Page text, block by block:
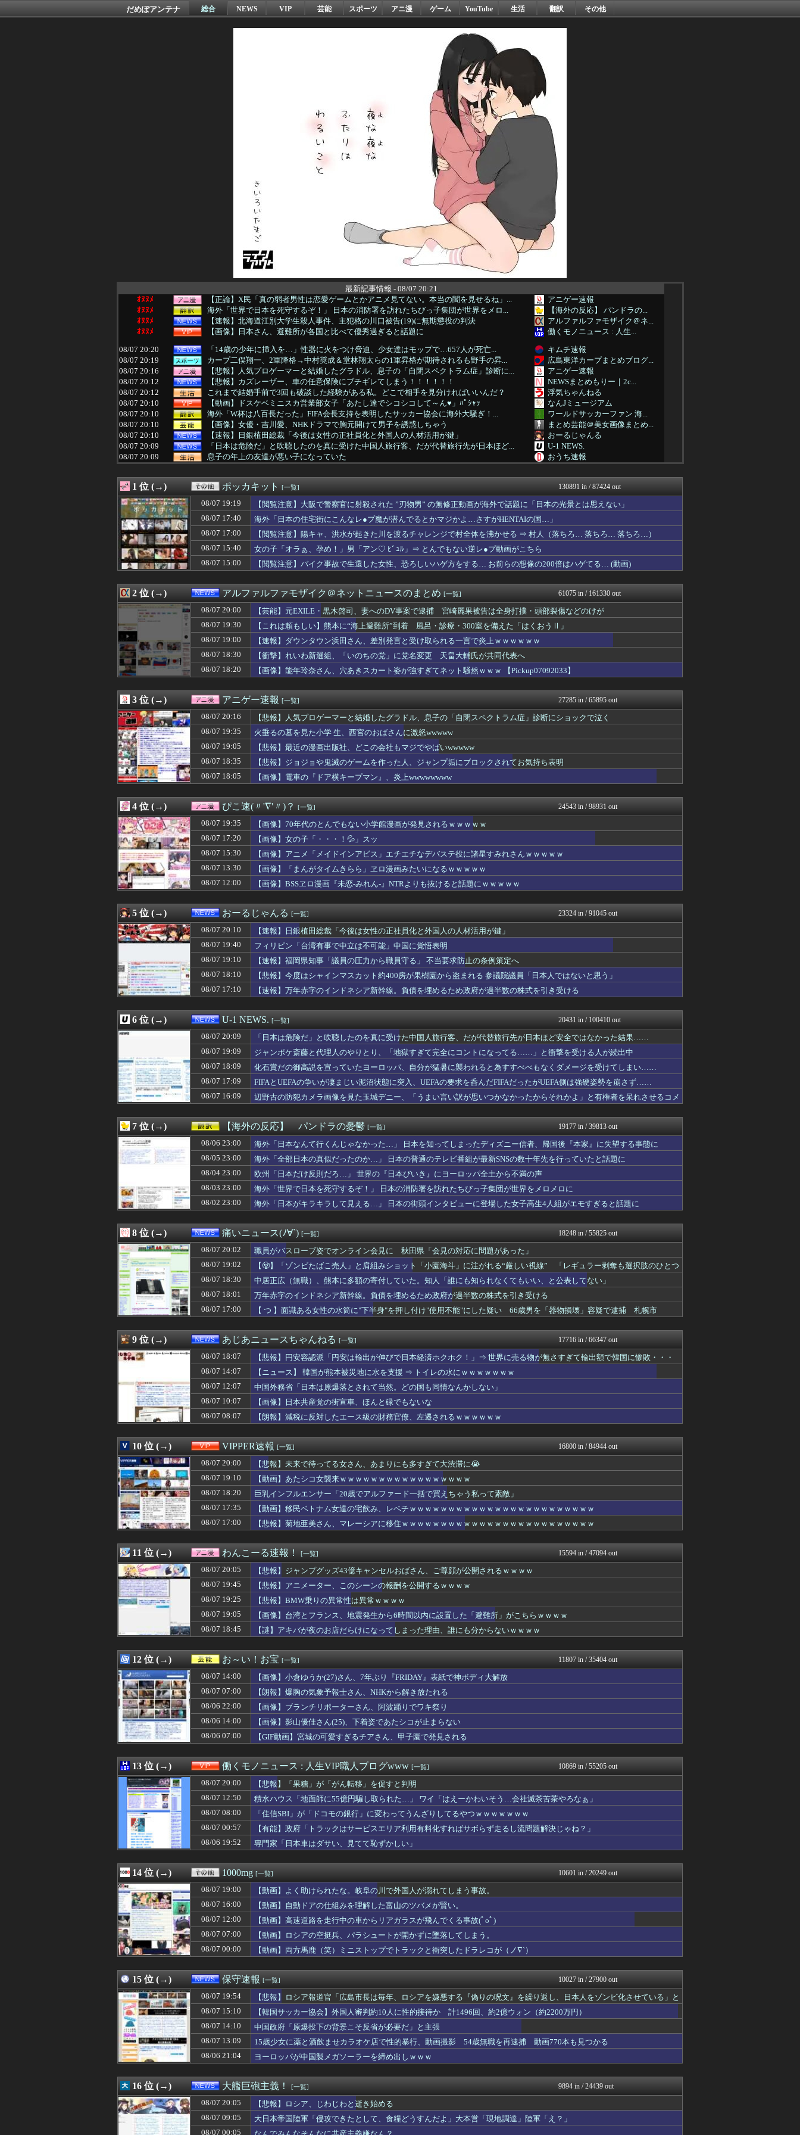
だめぽアンテナ 総合 NEWS VIP 芸能 スポーツ アニ漫 ゲーム YouTube 生活 翻訳 その他
最新記事情報 - 08/07 20:21
ｵﾇﾇﾒ
【正論】X民「真の弱者男性は恋愛ゲームとかアニメ見てない。本当の闇を見せるね」...
アニゲー速報
ｵﾇﾇﾒ
海外「世界で日本を死守するぞ！」 日本の消防署を訪れたちびっ子集団が世界をメロ...
【海外の反応】 パンドラの...
ｵﾇﾇﾒ
【速報】北海道江別大学生殺人事件、主犯格の川口被告(19)に無期懲役の判決
アルファルファモザイク＠ネ...
ｵﾇﾇﾒ
【画像】日本さん、避難所が各国と比べて優秀過ぎると話題に
働くモノニュース : 人生...
08/07 20:20
「14歳の少年に挿入を…」性器に火をつけ脅迫、少女達はモップで…657人が死亡...
キムチ速報
08/07 20:19
カープ二俣翔一、2軍降格→中村奨成＆堂林翔太らの1軍昇格が期待されるも野手の昇...
広島東洋カープまとめブログ...
08/07 20:16
【悲報】人気プロゲーマーと結婚したグラドル、息子の「自閉スペクトラム症」診断に...
アニゲー速報
08/07 20:12
【悲報】カズレーザー、車の任意保険にブチギレてしまう！！！！！！
NEWSまとめもりー｜2c...
08/07 20:12
これまで結婚手前で3回も破談した経験がある私。どこで相手を見分ければいいんだ？
浮気ちゃんねる
08/07 20:10
【動画】ドスケベミニスカ営業部女子「あたし達でシコシコして～ん♥」ﾊﾟｼｬｯ
なんJミュージアム
08/07 20:10
海外「W杯は八百長だった」FIFA会長支持を表明したサッカー協会に海外大騒ぎ！...
ワールドサッカーファン 海...
08/07 20:10
【画像】女優・吉川愛、NHKドラマで胸元開けて男子を誘惑しちゃう
まとめ芸能＠美女画像まとめ...
08/07 20:10
【速報】日銀植田総裁「今後は女性の正社員化と外国人の人材活用が鍵」
おーるじゃんる
08/07 20:09
「日本は危険だ」と吹聴したのを真に受けた中国人旅行客、だが代替旅行先が日本ほど...
U-1 NEWS.
08/07 20:09
息子の年上の友達が悪い子になっていた
おうち速報
08/07 20:05
【エロ漫画】BSSエロ漫画『未恋-みれん-』NTRよりも抜けると話題に
アニチャット
08/07 20:05
【画像】女性のオ●ニー事情、衝撃の事実が発覚してしまうｗｗｗｗｗｗｗ
女子アナお宝画像速報－5c...
08/07 20:05
【悲報】ジャンプグッズ43億キャンセルおばさん、ご尊顔が公開されるｗｗｗｗ
わんこーる速報！
08/07 20:05
外国人「日本のアニメに出てくるネコｗｗｗ」（海外の反応）
世界のジャンプ速報
08/07 20:05
【悲報】ロシア、じわじわと逝き始める
大艦巨砲主義！
08/07 20:05
【悲報】アイドルが歌下手な理由
V系まとめ速報
08/07 20:05
【画像】長瀬智也さん、バイク画像を投稿するも見た目が汚らしいとネットの女性たち...
不思議.net - 5ch...
08/07 20:05
ワイルドベリーズ経営陣、倉庫の商品を持ち出し「ドローン攻撃で焼失した」として処...
軍事・ミリタリー速報☆彡
08/07 20:05
モバP「よっしゃ、暇だし自殺するか！」
えすえすログ
08/07 20:02
職員がバスローブ姿でオンライン会見に 秋田県「会見の対応に問題があった」
痛いニュース(ﾉ∀`)
08/07 20:02
【Gジェネエターナル】ハロの日イベントガナイノオカシクナイ？
GUNDAM.LOG｜ガン...
08/07 20:01
カフェで長時間パソコン弄っている奴
PCパーツまとめ
08/07 20:01
【悲報】公務員、ボーナスを増額 「民間企業に合わせました」
資格ちゃんねる
08/07 20:01
【速報】東京駅に『地下シェルター』整備を正式表明
凹凸ちゃんねる 発達障害・...
08/07 20:00
【人口激変】日本人が減り「外国人が増えた」自治体ランキング、1位大阪市 2位横...
08/07 20:00
【ラブライブ！】【画像】映画蓮ノ空BDの収納ケースイラスト
コンテンツ・声優 | ラブ...
08/07 20:00
【遊戯王ラッシュデュエル情報】君臨のヘッドライナーに「放課後に聞こえるピアノの...
スターライト速報 -遊戯王...
08/07 20:00
【ウマ娘】先頭が好きな方のスズカと戦闘が好きな方のスズカ
パカ娘速報！！ウマ娘まとめ...
08/07 20:00
【悲報】観光客「やっぱり本場のジンギスカンは美味い！」道民ワイ「ぷっwwww」
登山ちゃんねる
08/07 20:00
【朗報】永瀬アンナさん、公式に次世代のエースとして認められる
ぐら速 -声優まとめ速報-
08/07 20:00
【芸能】元EXILE・黒木啓司、妻へのDV事案で逮捕 宮崎麗果被告は全身打撲・...
アルファルファモザイク＠ネ...
08/07 20:00
【8月LOH】ドトウの金スキルはどれ取ったほうがいい？
ウマ娘うまぴょい速報
08/07 20:00
【緊急】つけ麺WWWWWWWWWWWWWWWWWWWWWW
08/07 20:00
【悲報】「果糖」が「がん転移」を促すと判明
08/07 20:00
「インコを見せてあげる」→チ○コを見せてわいせつな行為をした75歳の男を逮捕
もみあげチャ～シュ～
08/07 20:00
【艦これ】今回は嫁艦フィニッシュチャンスよね
艦これ速報 艦隊これくしょ...
08/07 20:00
【悲報】町のお弁当屋さん「申し訳ないが消費税1%になったらその分商品代を値上げ...
08/07 20:00
主人公の実父←強い 主人公の実姉←クソ強い 主人公の実兄←こいつ
ああ言えばForYou
08/07 20:00
れいわ新選組の新党名は「いのちの党」 旧グッズ半額で販売 どうなる秘書給与疑惑
黒マッチョニュース
08/07 20:00
【東京】東京駅近くに「地下シェルター」整備を正式表明…小池百合子知事「多くの方...
08/07 20:00
ラーメンやうどんでレンゲに麺乗せる人ってなんなの？
明日は何を食べようか
08/07 20:00
れいわ新選組、ついに解体ｗｗｗｗｗｗｗ
08/07 20:00
海外「墓地で死体に質問できる回数が決まってて、涙が出るほど笑った」続編が来なか...
Ask Reddit まと...
08/07 20:00
『機動戦士ガンダム 第08MS小隊』サンダースは頼れる男
08/07 20:00
韓国人「スタバ、何事！？」カカオトークギフトで人気1位に返り咲きと報じられ論争...
韓国ニュース反応まとめ
08/07 20:00
【衝撃】韓国人「日本の軽トラ、原型どこ行った」
08/07 20:00
昔、鳥山明がやってたやつのドラゴンの名前わかるやついる？
カンダタ速報
08/07 19:59
【画像】シャア専用グッズ、今度はホースリールが登場 少佐なのに水撒けないんだ…
ガンダムブログ（情報戦仕様...
08/07 19:59
BABYMETALのサマーソニックへの出演回数が歴代2位
08/07 19:58
【速報】池田瑛紗、「脚フェチ」が3秒で果てる動画を出してしまう・・・
乃木坂46まとめ 乃木りん...
女「今の夫とは離婚する。次はマジメで経済力のある男と結婚したいな」私「幸せにな...
素敵な鬼女様
08/07 19:55
韓国メディア 韓国サッカーのイメージが墜落 [8/07]
08/07 19:54
【悲報】ロシア報道官「広島市長は毎年、ロシアを嫌悪する『偽りの呪文』を繰り返し...
保守速報
08/07 19:53
新庄監督、序盤で3個目の死球に「3本指」を立てる
なんJ（まとめては）いかん...
08/07 19:50
ショートスリーパー「寝たほうがいいよ」の一言にブチギレｗｗｗｗｗ （※動画あり...
ラビット速報
08/07 19:46
太陽光発電所で、銅線およそ2.2トン（時価およそ330万円相当）盗んだなど、ベ...
08/07 19:45
【悲報】アニメーター、このシーンの報酬を公開するｗｗｗｗ
わんこーる速報！
08/07 19:44
Amazon、汗が飛び散る灼熱の「マンガ毎週末セール（50%還元）」を開催！【...
かせまと！
大谷翔平がアンバサダーに就任した企業に世界が騒然！←「酷いアイデアだ」（海外の...
海外の反応スポーツ
08/07 19:42
【日本ハム対楽天17回戦】楽天・黒川、日本ハム・達から第2号先制ソロホームラン...
なんじぇいスタジアム＠なん...
08/07 19:41
アメリカ人「お前らの学校ではどんな理由で退学者が出た？？」
海外の万国反応記＠海外の反...
08/07 19:40
急増する「自分の頭で考えない子」。すぐ検索が当たり前に 「タイパ」至上主義・・...
スコールちゃんねる｜２ちゃ...
08/07 19:40
【画像】アメリカ人JKさん、陰キャなのに自撮りしてしまうｗｗｗwｗｗｗｗｗｗｗ...
なんJミュージアム
08/07 19:40
爺さんの葬式に「私も遺産をもらえるはずだ」と長男嫁がやってきた。婆さん「肝心の...
修羅ママ速報
08/07 19:40
中国の海警局と海軍の船が衝突2人死亡 南シナ海でフィリピン船を追跡中、公表まで...
にゅーすアルー！
08/07 19:40
フィリピン「台湾有事で中立は不可能」中国に覚悟表明
08/07 19:39
高校の頃、担任と隣のクラスの担任が結婚。「お祝いに行こう！」と結婚式場に突撃し...
鬼女はみた -修羅場・恋愛...
08/07 19:39
俺「今日やりたい、ヨシッ！！」 彼女「同意！ヨシッ！」 俺＆彼女「ご安全に！...
うしみつ-5chまとめ-
08/07 19:39
「Virtual Insanity」30年越しの“公式和訳“が公開される
ゴールデンタイムズ
前輪が2輪あるバイクｗｗｗｗｗｗ
08/07 19:37
【ロッテ対オリックス18回戦】オリックス・西川龍馬、ロッテ・廣池から第8号勝ち...
なんじぇいスタジアム＠なん...
08/07 19:36
3月に採用されて3月に首を切られて人生詰んだ話をしたい
ふぇー速
08/07 19:36
◆速報◆スタメン抜擢横浜FM16才三井寺眞、鹿島戦7分いきなりゴール！
WorldFootball...
08/07 19:35
【画像】70年代のとんでもない小学館漫画が発見されるｗｗｗｗｗ
ぴこ速(〃'∇'〃)？
08/07 19:35
最初はちょっと素直すぎるだけか？と思ってたが、マウンティング癖が凄まじいと分か...
08/07 19:35
火垂るの墓を見た小学 生、西宮のおばさんに激怒wwwww
08/07 19:35
【驚愕】中国女さん、大学四年間で変わりすぎてしまうｗｗｗｗｗｗ(※画像あり)
不思議.net - 5ch...
08/07 19:34
【朗報】声優の鈴代紗弓さん、太くて長い棒状のものをナデナデしてしまう
おたくみくす 声優まとめ
08/07 19:34
【悲報】ワイ筋トレ民、ダンベルベンチプレス30kgできるようになったのに全然マ...
筋肉速報
08/07 19:33
【ｼｺ画像】保健室のデカパイ女先生の性欲、ヤバ過ぎるｗｗｗｗｗｗｗｗｗｗｗ
08/07 19:33
【動画】力士さん、ボクサーをボコってしまう
まにゅそく 2chまとめニ...
08/07 19:33
【画像】吉岡里帆ちゃんｗｗ
いたしん！
08/07 19:32
GTA6最新映像をネトフリで最速公開するよ！→なぜかXで大炎上中wwwwwww...
mutyunのゲーム+αブ...
08/07 19:32
【画像】日本のライオンさん、溶けるｗｗｗｗｗｗｗｗｗｗｗｗｗ
なんJ PRIDE
08/07 19:31
西武・柘植世那、母校勝利を祝う4年ぶりのホームラン！
やみ速@なんJ西武まとめ
日本「輸入に頼りまくりです」高市「円安ホクホク！ホクホクゥ！」←
結婚したやつアホすぎwww
気団談
08/07 19:31
【ウマ娘】独占力Lv5を発動してしまった理事長…「独占ッ！」
08/07 19:30
早川聖来、最新の『ふくらみ』大変なことになってるって...
08/07 19:30
【これは頼もしい】熊本に“海上避難所”到着 風呂・診療・300室を備えた「はく...
アルファルファモザイク＠ネ...
08/07 19:30
お弁当屋さん、消費税が１％になっても価格は据え置く決意ｗｗｗｗｗｗ
キニ速
08/07 19:30
ワイ、ネトゲで複垢を疑われ死亡
カンダタ速報
08/07 19:29
母「おばあちゃんが従兄弟と結婚させようとしてる」私「ちょうどいい、その話利用す...
修羅場ハザード -復讐・D...
08/07 19:29
【画像】ルナマリア・ホークさん、ガンダムになる
08/07 19:29
日産e-power、無給油で1980km走行しギネス記録を達成、無駄な発電や送...
08/07 19:28
スタバで大量にいるMacBookいじってるやつって何やってんの？
ガジェット2ch
08/07 19:27
【日本ハム】常谷拓輝、ついにプロ初ヒット！｜ソフトバンク戦｜打った瞬間の反応ま...
08/07 19:27
【画像】Amazon配達員、ブチギレる・・・・・
ぶる速-VIP
08/07 19:26
ワイ「iPhone高いなあAndroidに変えるか・・・おっこれええやん！」→...
かせまと！
08/07 19:25
【驚愕】32歳の女だけど元カレとSEXしてきたｗｗｗｗｗｗｗｗwwww
バズッター速報
08/07 19:25
【西武対ソフトバンク18回戦】西武・柘植、ソフトバンク・松本晴から今季第1号同...
なんじぇいスタジアム＠なん...
08/07 19:25
【FF14】最適化対応後のSwitch2版のロード時間、爆速になる！！Swit...
馬鳥速報
08/07 19:23
脳の手術で正常な脳を摘出
08/07 19:22
【ホロライブ】「hololive Splash T-Party!」ラインナップ...
08/07 19:21
【悲報】ジャンポケ斎藤「性行為の許諾は取ったことありません」
ひま速(°∀°) -暇つぶ...
08/07 19:20
韓国と台湾の輸出額、ともに初の日本超え AI特需の恩恵で差 26年上期
山本祐大、髙橋光成から先制タイムリー！！
鷹速@ホークスまとめブログ
【閲覧注意】大阪で警察官に射殺された ”刃物男” の無修正動画が海外で話題に「...
08/07 19:17
【悲報】公務員、ボーナスを増額 「民間企業に合わせました」
なんじぇいスタジアム＠なん...
08/07 19:15
モテない男「女は悪い男が好き！！だから優しい俺らはモテない！！」←これさぁ.....
鬼女の宅配便 - 修羅場・...
08/07 19:15
球場裏で始まった乱闘ごっこ、グラブと帽子を投げ捨てて突っ込む小さな投手が逆さ吊...
QQQ(海外の反応)
08/07 19:15
もうれいわって言われなくなるから良かったね 〜 れいわ信者「“れいわ信者”や“...
08/07 19:15
人妻系風俗行ってきたらこうなるwww
08/07 19:13
【緊急】Kindleストア｢3日間限定 スポーツマンガ50%ポイント還元｣と｢...
理想ちゃんねる
08/07 19:12
【BEYOOOOONDS】江口紗耶「小島はなちゃんは中学生の同期が話しやすいよ...
℃-ute派なんday
08/07 19:12
【悲報】集英社オンライン、1人のシャドウボクシング（43億注文）によって長期間...
08/07 19:12
彼氏の「ストーカー」になった私。彼氏は病気になり地元に帰ったと聞いていたが彼は...
08/07 19:11
ナイターゲームってフライを捕るのが難しすぎじゃね？全然見えないんだけど
なんじぇいスタジアム＠なん...
08/07 19:10
【動画】ショートスリーパー「寝たほうがいいよ」の一言にブチギレ・・・
スコールちゃんねる｜２ちゃ...
08/07 19:10
SES10年目のワイ、転職するか迷う
かせまと！
08/07 19:10
【動画】あたシコ女襲来ｗｗｗｗｗｗｗｗｗｗｗｗｗｗｗｗｗ
08/07 19:10
【画像】地味顔なのに体は凄いセクシー女優ｗｗｗwｗｗｗｗｗｗｗｗ
なんJミュージアム
08/07 19:10
【画像】親しみやすさ100％アイドル、水着グラビアでセクシー撮wwwwwwwア...
もきゅ速(*´ω`*)人(...
08/07 19:10
【速報】福岡県知事「議員の圧力から職員守る」 不当要求防止の条例策定へ
おーるじゃんる
08/07 19:09
【熱波】ドイツ、暑すぎて１ヶ月で９６００人死亡
コノユビニュース｜みんなの...
08/07 19:09
【朗報画像】グラビアアイドルさん、全部丸見えのスケスケお胸を投稿ｗｗｗｗｗｗｗ...
08/07 19:09
【画像】渡邊渚のエッセイのAmazonコメ、中傷がエグすぎる
ぶる速-VIP
08/07 19:09
今育休中。夫に「寝かしつけ大変だったねありがとう」と声を掛けてもらえたら救われ...
おうち速報
08/07 19:09
ジャンポケ斎藤と代理人のやりとり、「地獄すぎて完全にコントになってる……」と衝...
U-1 NEWS.
08/07 19:09
【三十路の向こう側へ】期待値が高い！宝鐘マリン：誕生日カウントダウンで魅せる最...
トレンドの通り道
08/07 19:08
【悲報】財務省「レジ都合で消費税を0％にできません！」 → X民「指定ゴミ袋を...
08/07 19:08
【ウマ娘】家庭環境がトップクラスにお辛いシャカール
08/07 19:06
嫁が男友達と誕生日やクリスマスに高価なブランド品を贈り合ってる。それをやめて欲...
修羅場ライフ速報
08/07 19:05
RPGで一番格好いい戦闘曲
げぇ速
08/07 19:05
【これは酷い】反高市「平和式典で“防弾ガラス”に守られながらスピーチ。『高市出...
08/07 19:05
ヤクルト、得失点差がリーグワーストまで転落
08/07 19:05
【画像】台湾とフランス、地震発生から6時間以内に設置した「避難所」がこちらｗｗ... わんこーる速報！
1 位 (→) ポッカキット [一覧] 130891 in / 87424 out
08/07 19:19
【閲覧注意】大阪で警察官に射殺された ”刃物男” の無修正動画が海外で話題に「日本の光景とは思えない」
08/07 17:40
海外「日本の住宅街にこんなレ●プ魔が潜んでるとかマジかよ…さすがHENTAIの国…」
08/07 17:00
【閲覧注意】陽キャ、洪水が起きた川を渡るチャレンジで村全体を沸かせる ⇒ 村人（落ちろ… 落ちろ… 落ちろ…）
08/07 15:40
女の子「オラぁ、孕め！」男「アン♡ ﾋﾞｭﾙ」⇒ とんでもない逆レ●プ動画がこちら
08/07 15:00
【閲覧注意】バイク事故で生還した女性、恐ろしいハゲ方をする… お前らの想像の200倍はハゲてる… (動画)
2 位 (→) アルファルファモザイク＠ネットニュースのまとめ [一覧] 61075 in / 161330 out
08/07 20:00
【芸能】元EXILE・黒木啓司、妻へのDV事案で逮捕 宮崎麗果被告は全身打撲・頭部裂傷などのけが
08/07 19:30
【これは頼もしい】熊本に“海上避難所”到着 風呂・診療・300室を備えた「はくおうⅡ」
08/07 19:00
【速報】ダウンタウン浜田さん、差別発言と受け取られる一言で炎上ｗｗｗｗｗｗ
08/07 18:30
【衝撃】れいわ新選組、「いのちの党」に党名変更 天畠大輔氏が共同代表へ
08/07 18:20
【画像】能年玲奈さん、穴あきスカート姿が強すぎてネット騒然ｗｗｗ 【Pickup07092033】
3 位 (→) アニゲー速報 [一覧] 27285 in / 65895 out
08/07 20:16
【悲報】人気プロゲーマーと結婚したグラドル、息子の「自閉スペクトラム症」診断にショックで泣く
08/07 19:35
火垂るの墓を見た小学 生、西宮のおばさんに激怒wwwww
08/07 19:05
【悲報】最近の漫画出版社、どこの会社もマジでやばいwwwww
08/07 18:35
【悲報】ジョジョや鬼滅のゲームを作った人、ジャンプ垢にブロックされてお気持ち表明
08/07 18:05
【画像】電車の『ドア横キープマン』、炎上wwwwwwww
4 位 (→) ぴこ速(〃'∇'〃)？ [一覧] 24543 in / 98931 out
08/07 19:35
【画像】70年代のとんでもない小学館漫画が発見されるｗｗｗｗｗ
08/07 17:20
【画像】女の子「・・・！💦」スッ
08/07 15:30
【画像】アニメ「メイドインアビス」エチエチなデバステ役に諸星すみれさんｗｗｗｗｗ
08/07 13:30
【画像】「まんがタイムきらら」ヱロ漫画みたいになるｗｗｗｗｗ
08/07 12:00
【画像】BSSヱロ漫画『未恋-みれん-』NTRよりも抜けると話題にｗｗｗｗｗ
5 位 (→) おーるじゃんる [一覧] 23324 in / 91045 out
08/07 20:10
【速報】日銀植田総裁「今後は女性の正社員化と外国人の人材活用が鍵」
08/07 19:40
フィリピン「台湾有事で中立は不可能」中国に覚悟表明
08/07 19:10
【速報】福岡県知事「議員の圧力から職員守る」 不当要求防止の条例策定へ
08/07 18:10
【悲報】今度はシャインマスカット約400房が果樹園から盗まれる 参議院議員「日本人ではないと思う」
08/07 17:10
【速報】万年赤字のインドネシア新幹線。負債を埋めるため政府が過半数の株式を引き受ける
6 位 (→) U-1 NEWS. [一覧] 20431 in / 100410 out
08/07 20:09
「日本は危険だ」と吹聴したのを真に受けた中国人旅行客、だが代替旅行先が日本ほど安全ではなかった結果……
08/07 19:09
ジャンポケ斎藤と代理人のやりとり、「地獄すぎて完全にコントになってる……」と衝撃を受ける人が続出中
08/07 18:09
化石賞だの御高説を宣っていたヨーロッパ、自分が猛暑に襲われると為すすべべもなくダメージを受けてしまい……
08/07 17:09
FIFAとUEFAの争いが凄まじい泥沼状態に突入、UEFAの要求を呑んだFIFAだったがUEFA側は強硬姿勢を崩さず……
08/07 16:09
辺野古の防犯カメラ画像を見た玉城デニー、「うまい言い訳が思いつかなかったからそれかよ」と有権者を呆れさせるコメ
7 位 (→) 【海外の反応】 パンドラの憂鬱 [一覧] 19177 in / 39813 out
08/06 23:00
海外「日本なんて行くんじゃなかった…」 日本を知ってしまったディズニー信者、帰国後『本家』に失望する事態に
08/05 23:00
海外「全部日本の真似だったのか…」 日本の普通のテレビ番組が最新SNSの数十年先を行っていたと話題に
08/04 23:00
欧州「日本だけ反則だろ…」 世界の『日本びいき』にヨーロッパ全土から不満の声
08/03 23:00
海外「世界で日本を死守するぞ！」 日本の消防署を訪れたちびっ子集団が世界をメロメロに
08/02 23:00
海外「日本がキラキラして見える…」 日本の街頭インタビューに登場した女子高生4人組がエモすぎると話題に
8 位 (→) 痛いニュース(ﾉ∀`) [一覧] 18248 in / 55825 out
08/07 20:02
職員がバスローブ姿でオンライン会見に 秋田県「会見の対応に問題があった」
08/07 19:02
【🧟】「ゾンビたばこ売人」と肩組みショット「小園海斗」に注がれる“厳しい視線” 「レギュラー剥奪も選択肢のひとつ
に」
08/07 18:30
中居正広（無職）、熊本に多額の寄付していた。知人「誰にも知られなくてもいい、と公表してない」
08/07 18:01
万年赤字のインドネシア新幹線。負債を埋めるため政府が過半数の株式を引き受ける
08/07 17:00
【 つ 】面識ある女性の水筒に"下半身"を押し付け"使用不能"にした疑い 66歳男を「器物損壊」容疑で逮捕 札幌市
9 位 (→) あじあニュースちゃんねる [一覧] 17716 in / 66347 out
08/07 18:07
【悲報】円安容認派「円安は輸出が伸びで日本経済ホクホク！」⇒ 世界に売る物が無さすぎて輸出額で韓国に惨敗・・・
08/07 14:07
【ニュース】 韓国が熊本被災地に水を支援 ⇒ トイレの水にｗｗｗｗｗｗｗ
08/07 12:07
中国外務省「日本は原爆落とされて当然。どの国も同情なんかしない」
08/07 10:07
【画像】日本共産党の街宣車、ほんと碌でもないな
08/07 08:07
【朗報】減税に反対したエース級の財務官僚、左遷されるｗｗｗｗｗｗ
10 位 (→) VIPPER速報 [一覧] 16800 in / 84944 out
08/07 20:00
【悲報】未来で待ってる女さん、あまりにも多すぎて大渋滞に😭
08/07 19:10
【動画】あたシコ女襲来ｗｗｗｗｗｗｗｗｗｗｗｗｗｗｗｗｗ
08/07 18:20
巨乳インフルエンサー「20歳でアルファード一括で買えちゃう私って素敵」
08/07 17:35
【動画】移民ベトナム女達の宅飲み、レベチｗｗｗｗｗｗｗｗｗｗｗｗｗｗｗｗｗｗｗｗｗｗｗｗ
08/07 17:00
【悲報】菊地亜美さん、マレーシアに移住ｗｗｗｗｗｗｗｗｗｗｗｗｗｗｗｗｗｗｗｗｗｗｗｗｗ
11 位 (→) わんこーる速報！ [一覧] 15594 in / 47094 out
08/07 20:05
【悲報】ジャンプグッズ43億キャンセルおばさん、ご尊顔が公開されるｗｗｗｗ
08/07 19:45
【悲報】アニメーター、このシーンの報酬を公開するｗｗｗｗ
08/07 19:25
【悲報】BMW乗りの異常性は異常ｗｗｗｗ
08/07 19:05
【画像】台湾とフランス、地震発生から6時間以内に設置した「避難所」がこちらｗｗｗｗ
08/07 18:45
【謎】アキバが夜のお店だらけになってしまった理由、誰にも分からないｗｗｗｗ
12 位 (→) お～い！お宝 [一覧] 11807 in / 35404 out
08/07 14:00
【画像】小倉ゆうか(27)さん、7年ぶり『FRIDAY』表紙で神ボディ大解放
08/07 07:00
【朗報】爆胸の気象予報士さん、NHKから解き放たれる
08/06 22:00
【画像】ブランチリポーターさん、阿波踊りでワキ祭り
08/06 14:00
【画像】影山優佳さん(25)、下着姿であたシコが止まらない
08/06 07:00
【GIF動画】宮城の可愛すぎるチアさん、甲子園で発見される
13 位 (→) 働くモノニュース : 人生VIP職人ブログwww [一覧] 10869 in / 55205 out
08/07 20:00
【悲報】「果糖」が「がん転移」を促すと判明
08/07 12:50
積水ハウス「地面師に55億円騙し取られた…」 ワイ「はえーかわいそう…会社滅茶苦茶やろなぁ」
08/07 08:00
「住信SBI」が「ドコモの銀行」に変わってうんざりしてるやつｗｗｗｗｗｗｗ
08/07 00:57
【有能】政府「トラックはサービスエリア利用有料化すればサボらず走るし流問題解決じゃね？」
08/06 19:52
専門家「日本車はダサい、見てて恥ずかしい」
14 位 (→) 1000mg [一覧] 10601 in / 20249 out
08/07 19:00
【動画】よく助けられたな。岐阜の川で外国人が溺れてしまう事故。
08/07 16:00
【動画】自動ドアの仕組みを理解した富山のツバメが賢い。
08/07 12:00
【動画】高速道路を走行中の車からリアガラスが飛んでくる事故(ﾟoﾟ)
08/07 07:00
【動画】ロシアの空挺兵、パラシュートが開かずに墜落してしまう。
08/07 00:00
【動画】両方馬鹿（笑）ミニストップでトラックと衝突したドラレコが（ノ∇`）
15 位 (→) 保守速報 [一覧] 10027 in / 27900 out
08/07 19:54
【悲報】ロシア報道官「広島市長は毎年、ロシアを嫌悪する『偽りの呪文』を繰り返し、日本人をゾンビ化させている」と
主張
08/07 15:10
【韓国サッカー協会】外国人審判約10人に性的接待か 計1496回、約2億ウォン（約2200万円）
08/07 14:10
中国政府「原爆投下の背景こそ反省が必要だ」と主張
08/07 13:09
15歳少女に薬と酒飲ませカラオケ店で性的暴行、動画撮影 54歳無職を再逮捕 動画770本も見つかる
08/06 21:04
ヨーロッパが中国製メガソーラーを締め出しｗｗｗ
16 位 (→) 大艦巨砲主義！ [一覧] 9894 in / 24439 out
08/07 20:05
【悲報】ロシア、じわじわと逝き始める
08/07 09:05
大日本帝国陸軍「侵攻できたとして、食糧どうすんだよ」大本営「現地調達」陸軍「え？」
08/07 00:05